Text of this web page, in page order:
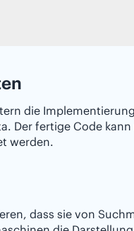
die
Der fertige Code
werden.
dass sie von